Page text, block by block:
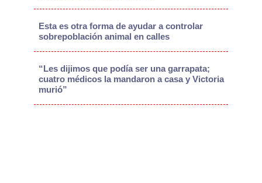
Esta es otra forma de ayudar a controlar
sobrepoblación animal en calles
“Les dijimos que podía ser una garrapata;
cuatro médicos la mandaron a casa y Victoria
murió”